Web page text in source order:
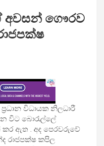
අවසන් ගෞරව
විධායක නිලධාරී
විට බොරැල්ලේ
ඇත . අද පෙරවරුවේ
රාජපක්ෂ කපිල